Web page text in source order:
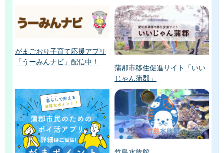
がまごおり子育て応援アプリ
「うーみんナビ」配信中！
蒲郡市移住促進サイト「いい
じゃん蒲郡」